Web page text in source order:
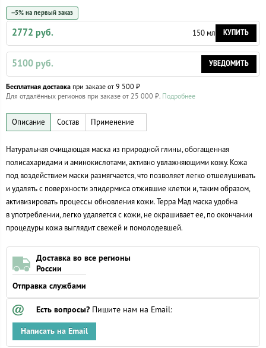
−5% на первый заказ
2772 руб. 150 мл КУПИТЬ
5100 руб. УВЕДОМИТЬ
Бесплатная доставка при заказе от 9 500 ₽
Для отдалённых регионов при заказе от 25 000 ₽. Подробнее
Натуральная очищающая маска из природной глины, обогащенная
полисахаридами и аминокислотами, активно увлажняющими кожу. Кожа
под воздействием маски размягчается, что позволяет легко отшелушивать
и удалять с поверхности эпидермиса отжившие клетки и, таким образом,
активизировать процессы обновления кожи. Терра Мад маска удобна
в употреблении, легко удаляется с кожи, не окрашивает ее, по окончании
процедуры кожа выглядит свежей и помолодевшей.
Доставка во все регионы
России
Отправка службами
Есть вопросы? Пишите нам на Email:
Написать на Email